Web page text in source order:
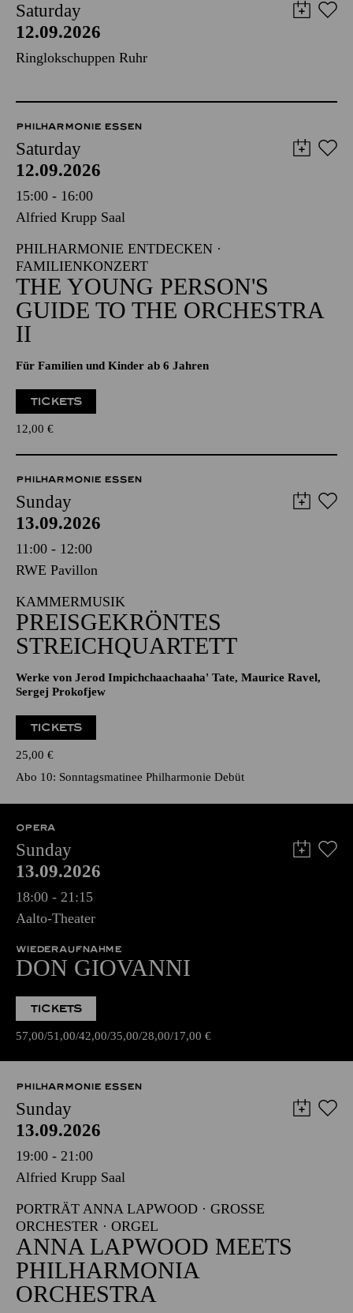
Saturday
12.09.2026
Ringlokschuppen Ruhr
PHILHARMONIE ESSEN
Saturday
12.09.2026
15:00 - 16:00
Alfried Krupp Saal
PHILHARMONIE ENTDECKEN ·
FAMILIENKONZERT
THE YOUNG PERSON'S
GUIDE TO THE ORCHESTRA
II
Für Familien und Kinder ab 6 Jahren
TICKETS
12,00 €
PHILHARMONIE ESSEN
Sunday
13.09.2026
11:00 - 12:00
RWE Pavillon
KAMMERMUSIK
PREISGEKRÖNTES
STREICHQUARTETT
Werke von Jerod Impichchaachaaha' Tate, Maurice Ravel,
Sergej Prokofjew
TICKETS
25,00 €
Abo 10: Sonntagsmatinee Philharmonie Debüt
OPERA
Sunday
13.09.2026
18:00 - 21:15
Aalto-Theater
WIEDERAUFNAHME
DON GIOVANNI
TICKETS
57,00 51,00 42,00 35,00 28,00 17,00 €
PHILHARMONIE ESSEN
Sunday
13.09.2026
19:00 - 21:00
Alfried Krupp Saal
PORTRÄT ANNA LAPWOOD · GROSSE O
RCHESTER · ORGEL
ANNA LAPWOOD MEETS
PHILHARMONIA
ORCHESTRA